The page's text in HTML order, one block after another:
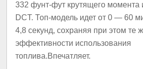
332 фунт-фут крутящего момента
DCT. Топ-модель идет от 0 — 60
4,8 секунд, сохраняя при этом те
эффективности использования
топлива.Впечатляет.